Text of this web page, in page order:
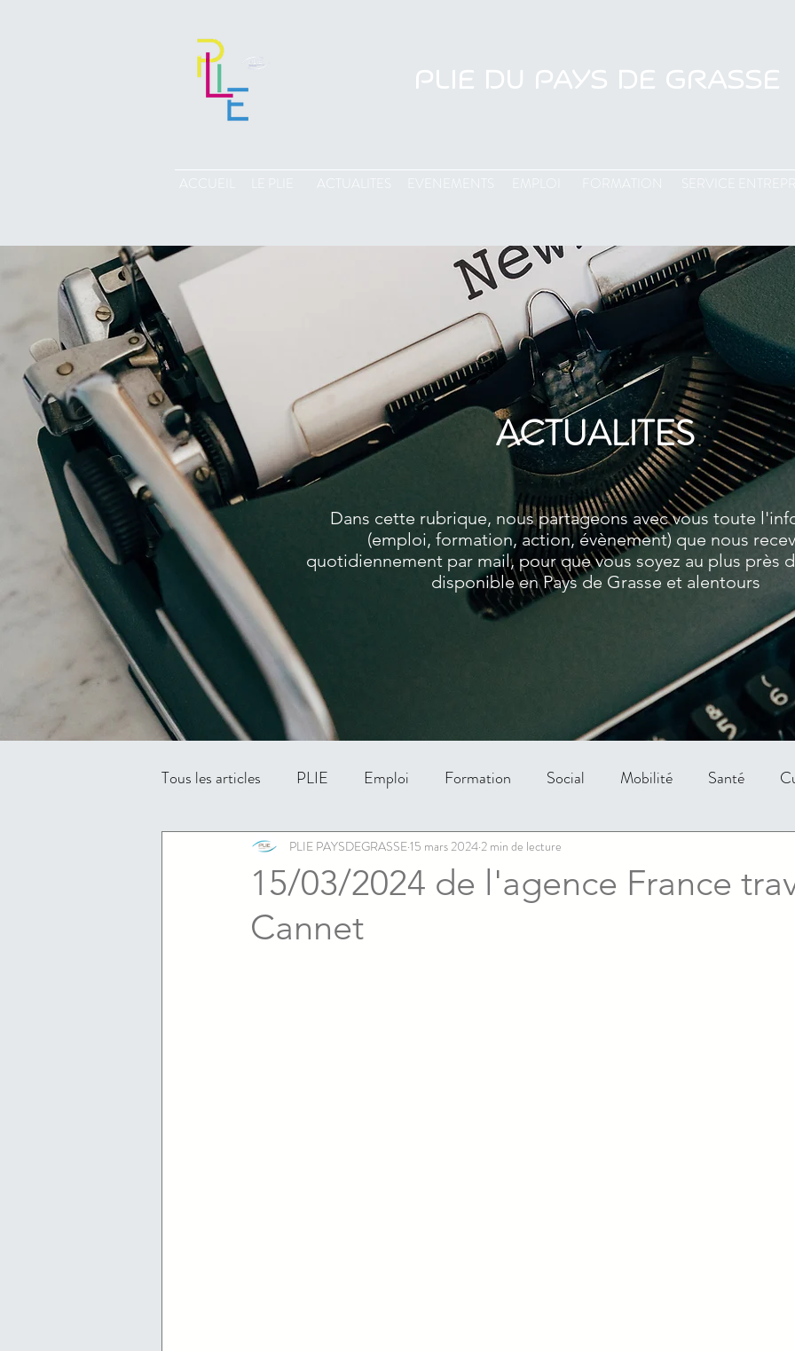
PLIE DU PAYS DE GRASSE
ACTUALITES EVENEMENTS FORMATION SERVICE
ACTUALITES
Dans cette rubrique, nous partageons avec vous toute
(emploi, formation, action, évènement) que nous
quotidiennement par mail, pour que vous soyez au plus près
disponible en Pays de Grasse et alentours
Tous les articles PLIE Emploi Formation Social Mobilité Santé
emploi
15/03/2024 de l'agence France
Cannet
PLIE PAYSDEGRASSE15 mars 2024 2 min de lecture